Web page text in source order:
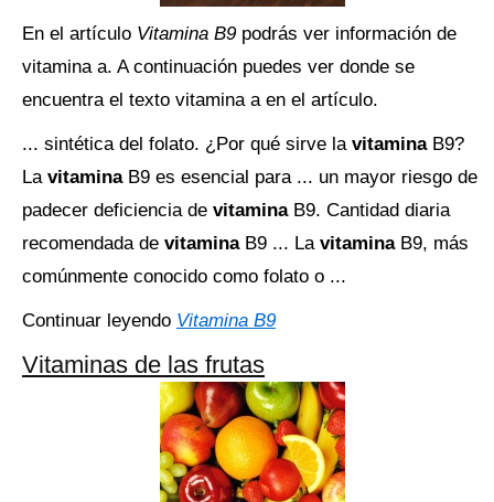
En el artículo Vitamina B9 podrás ver información de
vitamina a. A continuación puedes ver donde se
encuentra el texto vitamina a en el artículo.
... sintética del folato. ¿Por qué sirve la vitamina B9?
La vitamina B9 es esencial para ... un mayor riesgo de
padecer deficiencia de vitamina B9. Cantidad diaria
recomendada de vitamina B9 ... La vitamina B9, más
comúnmente conocido como folato o ...
Continuar leyendo Vitamina B9
Vitaminas de las frutas